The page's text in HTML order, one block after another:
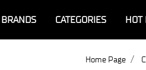
BRANDS CATEGORIES HOT
Home Page